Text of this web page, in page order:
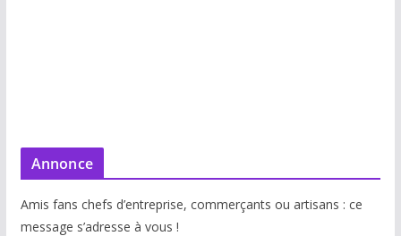
Annonce
Amis fans chefs d’entreprise, commerçants ou artisans : ce
message s’adresse à vous !